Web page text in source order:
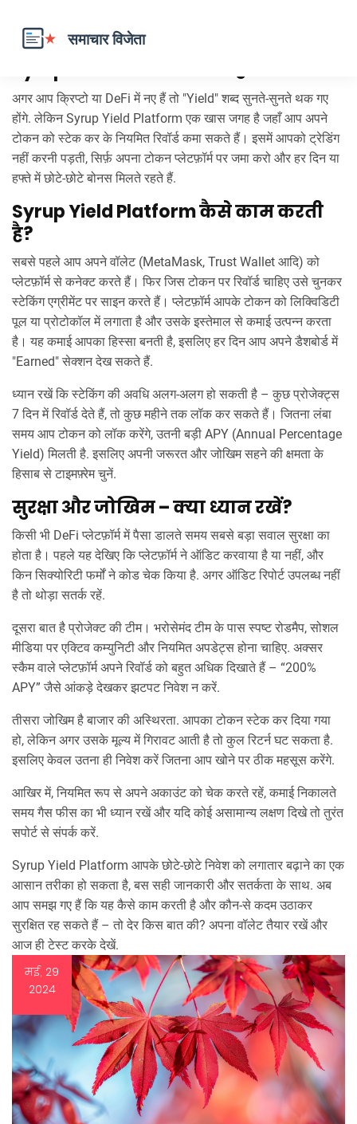
Syrup Yield Platform क्या है?
अगर आप क्रिप्टो या DeFi में नए हैं तो "Yield" शब्द सुनते‑सुनते थक गए
होंगे. लेकिन Syrup Yield Platform एक खास जगह है जहाँ आप अपने
टोकन को स्टेक कर के नियमित रिवॉर्ड कमा सकते हैं। इसमें आपको ट्रेडिंग
नहीं करनी पड़ती, सिर्फ़ अपना टोकन प्लेटफ़ॉर्म पर जमा करो और हर दिन या
हफ्ते में छोटे‑छोटे बोनस मिलते रहते हैं.
Syrup Yield Platform कैसे काम करती
है?
सबसे पहले आप अपने वॉलेट (MetaMask, Trust Wallet आदि) को
प्लेटफ़ॉर्म से कनेक्ट करते हैं। फिर जिस टोकन पर रिवॉर्ड चाहिए उसे चुनकर
स्टेकिंग एग्रीमेंट पर साइन करते हैं। प्लेटफ़ॉर्म आपके टोकन को लिक्विडिटी
पूल या प्रोटोकॉल में लगाता है और उसके इस्तेमाल से कमाई उत्पन्न करता
है। यह कमाई आपका हिस्सा बनती है, इसलिए हर दिन आप अपने डैशबोर्ड में
"Earned" सेक्शन देख सकते हैं.
ध्यान रखें कि स्टेकिंग की अवधि अलग‑अलग हो सकती है – कुछ प्रोजेक्ट्स
7 दिन में रिवॉर्ड देते हैं, तो कुछ महीने तक लॉक कर सकते हैं। जितना लंबा
समय आप टोकन को लॉक करेंगे, उतनी बड़ी APY (Annual Percentage
Yield) मिलती है. इसलिए अपनी जरूरत और जोखिम सहने की क्षमता के
हिसाब से टाइमफ़्रेम चुनें.
सुरक्षा और जोखिम – क्या ध्यान रखें?
किसी भी DeFi प्लेटफ़ॉर्म में पैसा डालते समय सबसे बड़ा सवाल सुरक्षा का
होता है। पहले यह देखिए कि प्लेटफ़ॉर्म ने ऑडिट करवाया है या नहीं, और
किन सिक्योरिटी फर्मों ने कोड चेक किया है. अगर ऑडिट रिपोर्ट उपलब्ध नहीं
है तो थोड़ा सतर्क रहें.
दूसरा बात है प्रोजेक्ट की टीम। भरोसेमंद टीम के पास स्पष्ट रोडमैप, सोशल
मीडिया पर एक्टिव कम्युनिटी और नियमित अपडेट्स होना चाहिए. अक्सर
स्कैम वाले प्लेटफ़ॉर्म अपने रिवॉर्ड को बहुत अधिक दिखाते हैं – “200%
APY” जैसे आंकड़े देखकर झटपट निवेश न करें.
तीसरा जोखिम है बाजार की अस्थिरता. आपका टोकन स्टेक कर दिया गया
हो, लेकिन अगर उसके मूल्य में गिरावट आती है तो कुल रिटर्न घट सकता है.
इसलिए केवल उतना ही निवेश करें जितना आप खोने पर ठीक महसूस करेंगे.
आखिर में, नियमित रूप से अपने अकाउंट को चेक करते रहें, कमाई निकालते
समय गैस फीस का भी ध्यान रखें और यदि कोई असामान्य लक्षण दिखे तो तुरंत
सपोर्ट से संपर्क करें.
Syrup Yield Platform आपके छोटे‑छोटे निवेश को लगातार बढ़ाने का एक
आसान तरीका हो सकता है, बस सही जानकारी और सतर्कता के साथ. अब
आप समझ गए हैं कि यह कैसे काम करती है और कौन‑से कदम उठाकर
सुरक्षित रह सकते हैं – तो देर किस बात की? अपना वॉलेट तैयार रखें और
आज ही टेस्ट करके देखें.
मई, 29
2024